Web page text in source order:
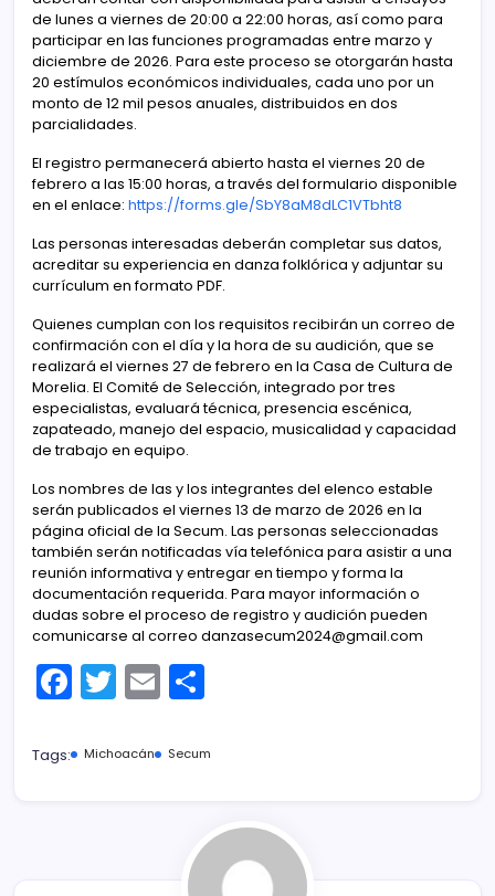
de lunes a viernes de 20:00 a 22:00 horas, así como para
participar en las funciones programadas entre marzo y
diciembre de 2026. Para este proceso se otorgarán hasta
20 estímulos económicos individuales, cada uno por un
monto de 12 mil pesos anuales, distribuidos en dos
parcialidades.
El registro permanecerá abierto hasta el viernes 20 de
febrero a las 15:00 horas, a través del formulario disponible
en el enlace: https://forms.gle/SbY8aM8dLC1VTbht8
Las personas interesadas deberán completar sus datos,
acreditar su experiencia en danza folklórica y adjuntar su
currículum en formato PDF.
Quienes cumplan con los requisitos recibirán un correo de
confirmación con el día y la hora de su audición, que se
realizará el viernes 27 de febrero en la Casa de Cultura de
Morelia. El Comité de Selección, integrado por tres
especialistas, evaluará técnica, presencia escénica,
zapateado, manejo del espacio, musicalidad y capacidad
de trabajo en equipo.
Los nombres de las y los integrantes del elenco estable
serán publicados el viernes 13 de marzo de 2026 en la
página oficial de la Secum. Las personas seleccionadas
también serán notificadas vía telefónica para asistir a una
reunión informativa y entregar en tiempo y forma la
documentación requerida. Para mayor información o
dudas sobre el proceso de registro y audición pueden
comunicarse al correo danzasecum2024@gmail.com
F
a
c
T
w
itt
E
m
ai m
ar
tir
Tags: Michoacán Secum